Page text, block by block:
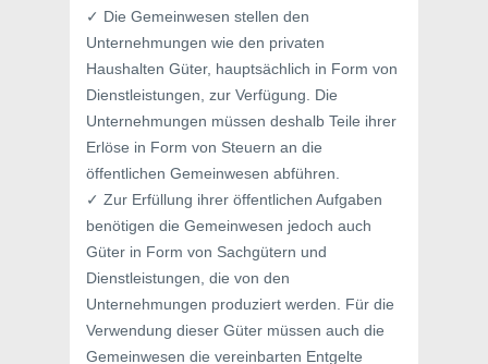
✓ Die Gemeinwesen stellen den
Unternehmungen wie den privaten
Haushalten Güter, hauptsächlich in Form von
Dienstleistungen, zur Verfügung. Die
Unternehmungen müssen deshalb Teile ihrer
Erlöse in Form von Steuern an die
öffentlichen Gemeinwesen abführen.
✓ Zur Erfüllung ihrer öffentlichen Aufgaben
benötigen die Gemeinwesen jedoch auch
Güter in Form von Sachgütern und
Dienstleistungen, die von den
Unternehmungen produziert werden. Für die
Verwendung dieser Güter müssen auch die
Gemeinwesen die vereinbarten Entgelte